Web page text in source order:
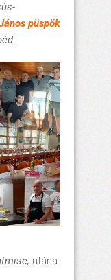
püspök
utána